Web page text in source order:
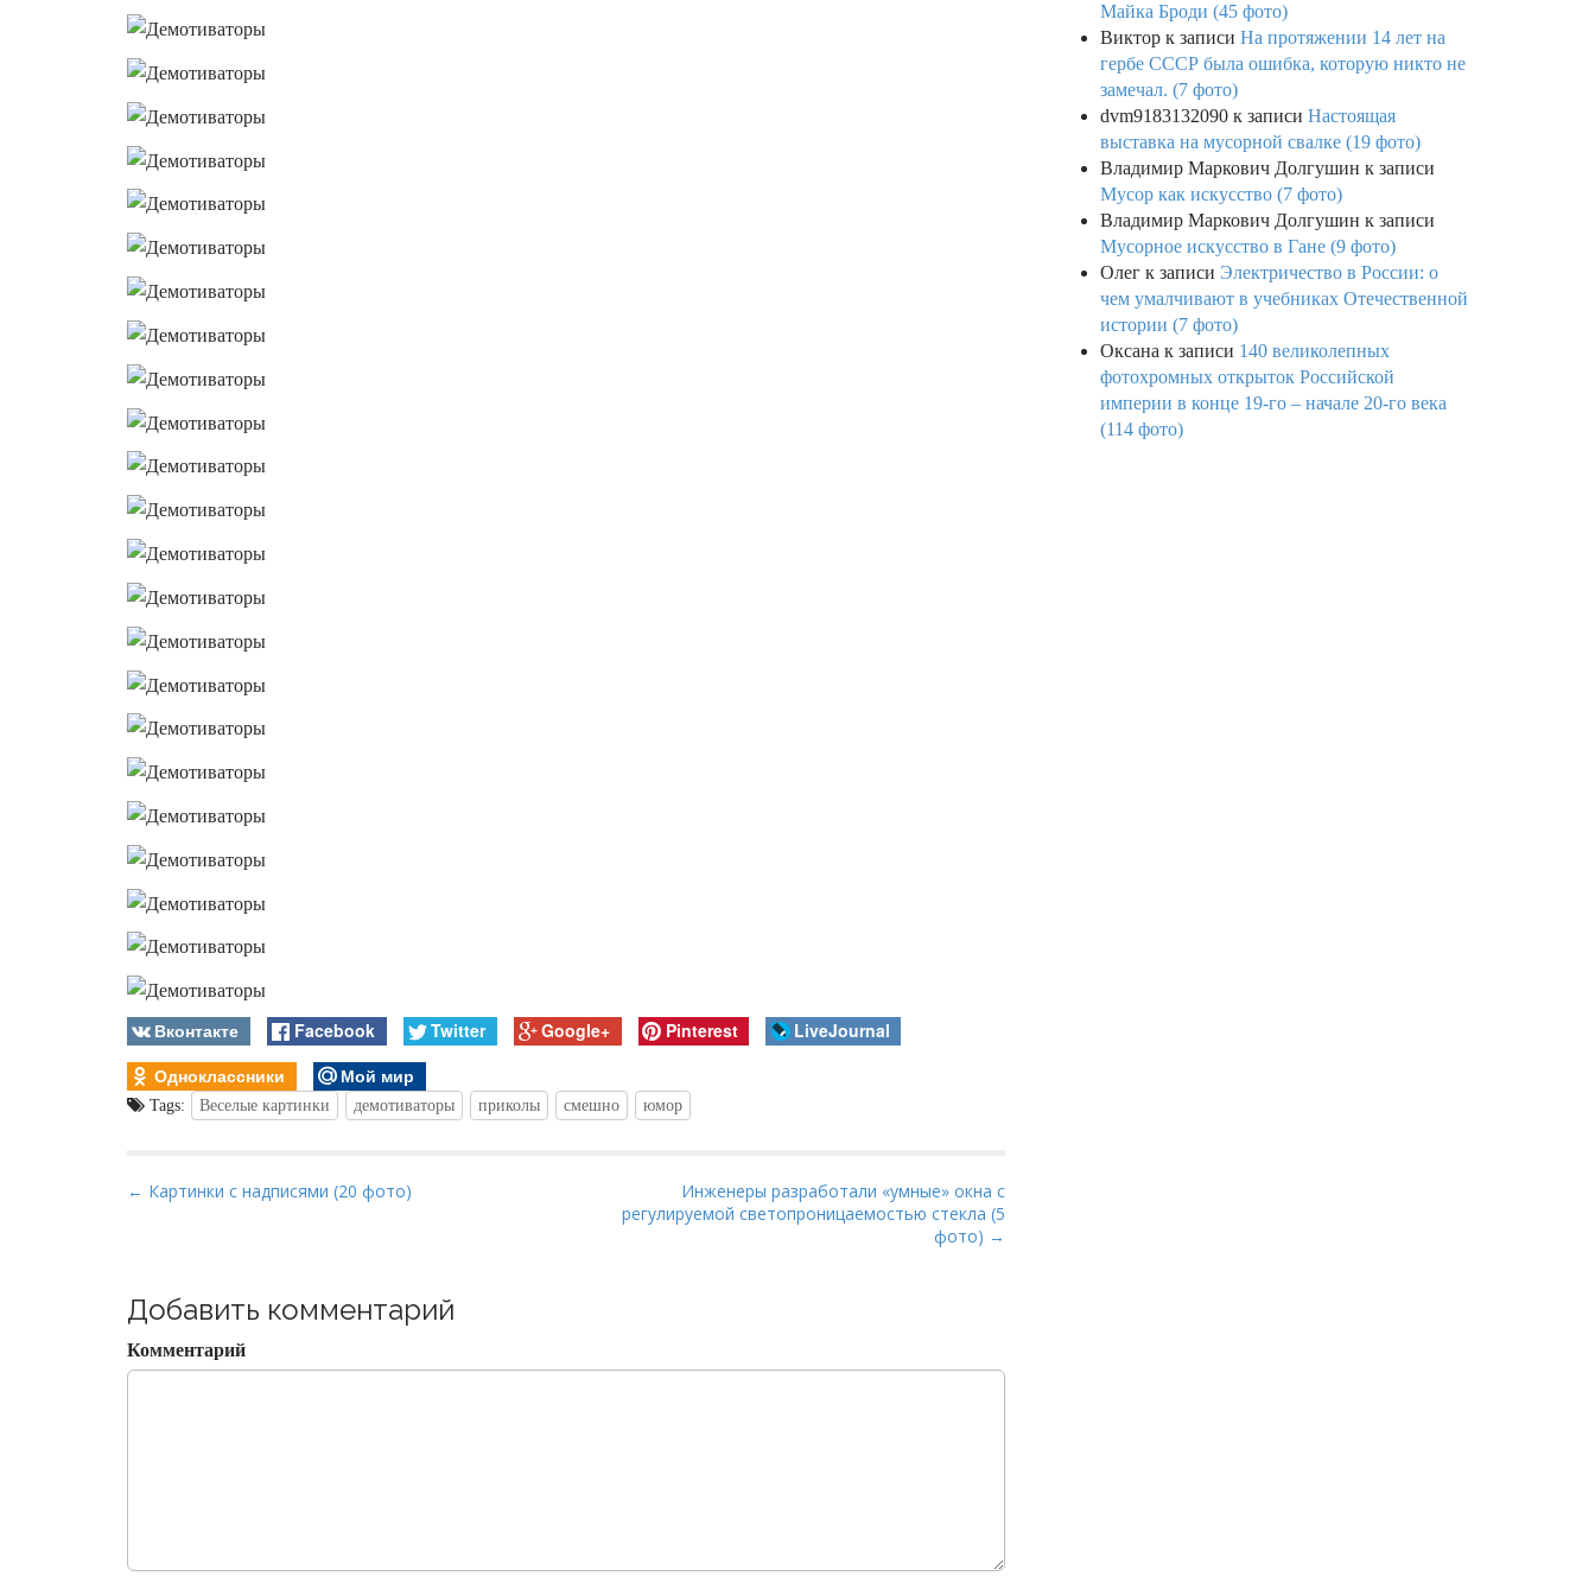
Вконтакте Facebook Twitter Google+ Pinterest
LiveJournal
Одноклассники
Мой мир
Tags: Веселые картинки демотиваторы приколы смешно юмор
P
n
a
v
o
← Картинки с надписями (20 фото)
Инженеры разработали «умные» окна с
регулируемой светопроницаемостью стекла (5
фото) →
Добавить комментарий
Комментарий
Майка Броди (45 фото)
Виктор к записи На протяжении 14 лет на
гербе СССР была ошибка, которую никто не
замечал. (7 фото)
dvm9183132090 к записи Настоящая
выставка на мусорной свалке (19 фото)
Владимир Маркович Долгушин к записи
Мусор как искусство (7 фото)
Владимир Маркович Долгушин к записи
Мусорное искусство в Гане (9 фото)
Олег к записи Электричество в России: о
чем умалчивают в учебниках Отечественной
истории (7 фото)
Оксана к записи 140 великолепных
фотохромных открыток Российской
империи в конце 19-го – начале 20-го века
(114 фото)